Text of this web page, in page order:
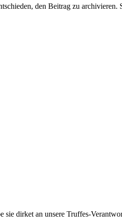
den Beitrag zu
dirket an unsere Truffes-